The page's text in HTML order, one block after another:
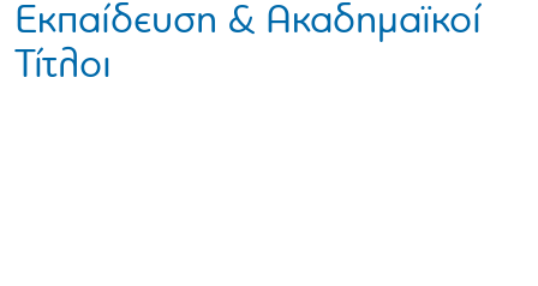
Εκπαίδευση & Ακαδημαϊκοί
Τίτλοι